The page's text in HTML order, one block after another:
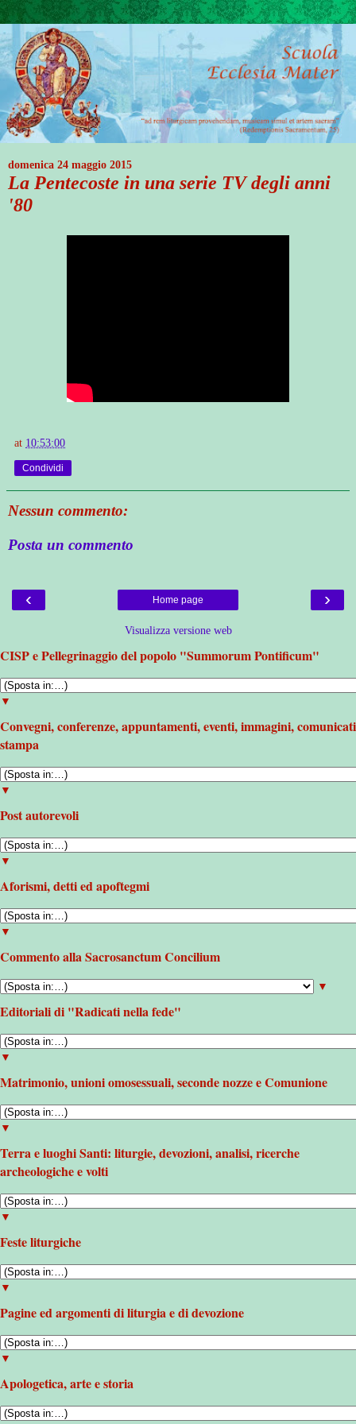
domenica 24 maggio 2015
La Pentecoste in una serie TV degli anni
'80
at 10:53:00
Condividi
Nessun commento:
Posta un commento
‹ ›
Home page
Visualizza versione web
CISP e Pellegrinaggio del popolo "Summorum Pontificum"
▼
Convegni, conferenze, appuntamenti, eventi, immagini, comunicati
stampa
▼
Post autorevoli
▼
Aforismi, detti ed apoftegmi
▼
Commento alla Sacrosanctum Concilium
▼
Editoriali di "Radicati nella fede"
▼
Matrimonio, unioni omosessuali, seconde nozze e Comunione
▼
Terra e luoghi Santi: liturgie, devozioni, analisi, ricerche
archeologiche e volti
▼
Feste liturgiche
▼
Pagine ed argomenti di liturgia e di devozione
▼
Apologetica, arte e storia